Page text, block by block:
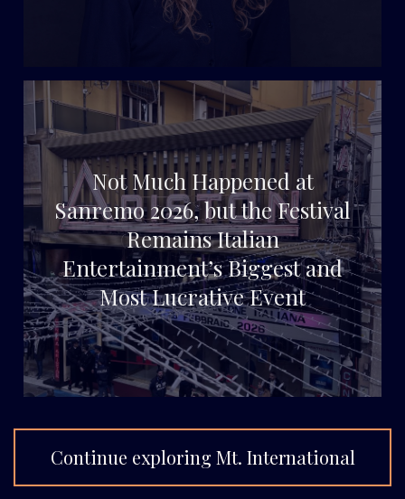
Not Much Happened at
Sanremo 2026, but the Festival
Remains Italian
Entertainment’s Biggest and
Most Lucrative Event
Continue exploring Mt. International